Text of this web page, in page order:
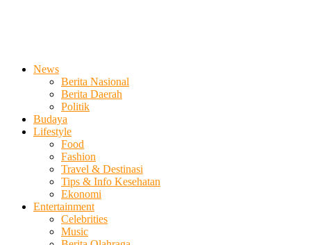
News
Berita Nasional
Berita Daerah
Politik
Budaya
Lifestyle
Food
Fashion
Travel & Destinasi
Tips & Info Kesehatan
Ekonomi
Entertainment
Celebrities
Music